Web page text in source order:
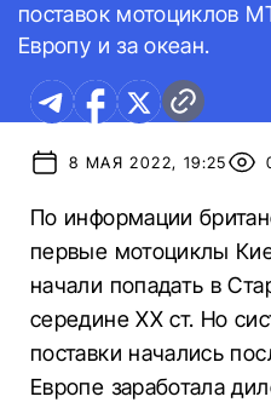
поставок мотоциклов
Европу и за океан.
8 МАЯ 2022, 19:25
По информации
первые мотоциклы
начали попадать в
середине ХХ ст. Но
поставки начались
Европе заработала